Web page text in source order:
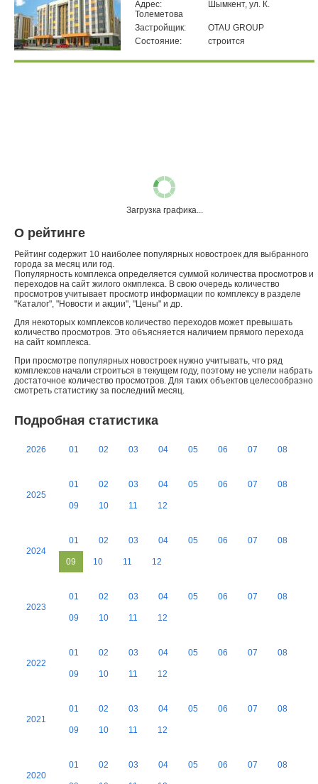
Aдрес:
Шымкент, ул. К.
Толеметова
Застройщик:
OTAU GROUP
Состояние:
строится
Загрузка графика...
О рейтинге
Рейтинг содержит 10 наиболее популярных новостроек для выбранного
города за месяц или год.
Популярность комплекса определяется суммой количества просмотров и
переходов на сайт жилого окмплекса. В свою очередь количество
просмотров учитывает просмотр информации по комплексу в разделе
"Каталог", "Новости и акции", "Цены" и др.
Для некоторых комплексов количество переходов может превышать
количество просмотров. Это объясняется наличием прямого перехода
на сайт комплекса.
При просмотре популярных новостроек нужно учитывать, что ряд
комплексов начали строиться в текущем году, поэтому не успели набрать
достаточное количество просмотров. Для таких объектов целесообразно
смотреть статистику за последний месяц.
Подробная статистика
2026 01 02 03 04 05 06 07 08
2025
01 02 03 04 05 06 07 08
09 10 11 12
2024
01 02 03 04 05 06 07 08
09 10 11 12
2023
01 02 03 04 05 06 07 08
09 10 11 12
2022
01 02 03 04 05 06 07 08
09 10 11 12
2021
01 02 03 04 05 06 07 08
09 10 11 12
2020
01 02 03 04 05 06 07 08